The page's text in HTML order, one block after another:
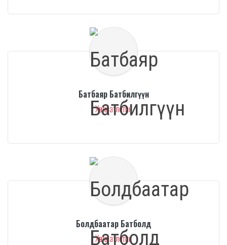
Батбаяр Батбилгүүн
Хөнгөн атлетик
Болдбаатар Батболд
Хөнгөн атлетик